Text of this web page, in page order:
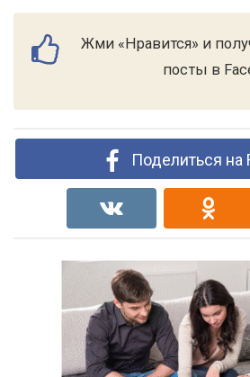
Жми «Нравится» и
посты в
Поделиться на